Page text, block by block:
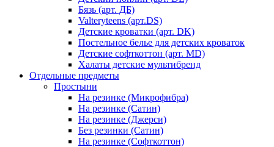
Бязь (арт. ДБ)
Valteryteens (арт.DS)
Детские кроватки (арт. DK)
Постельное белье для детских кроваток
Детские софткоттон (арт. MD)
Халаты детские мультибренд
Отдельные предметы
Простыни
На резинке (Микрофибра)
На резинке (Сатин)
На резинке (Джерси)
Без резинки (Сатин)
На резинке (Софткоттон)